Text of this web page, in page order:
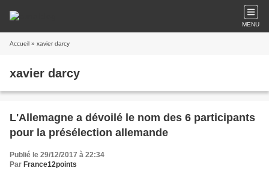
MENU
Accueil » xavier darcy
xavier darcy
L'Allemagne a dévoilé le nom des 6 participants
pour la présélection allemande
Publié le 29/12/2017 à 22:34
Par France12points